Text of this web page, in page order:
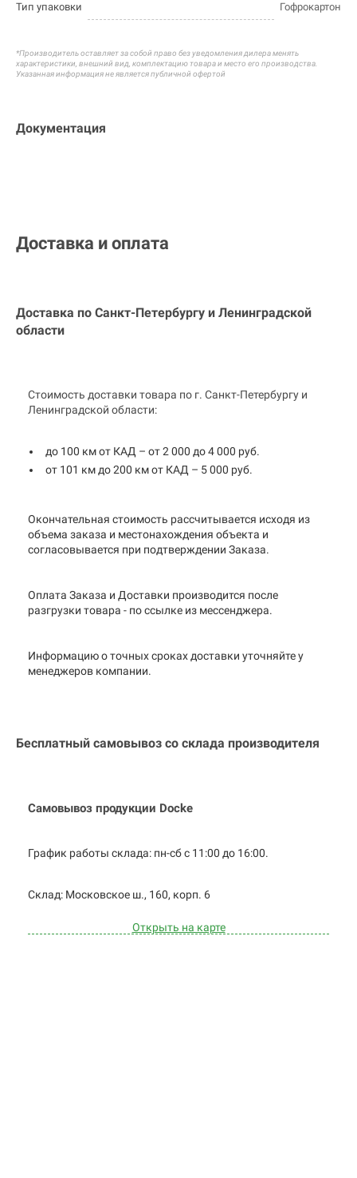
Тип упаковки Гофрокартон
*Производитель оставляет за собой право без уведомления дилера менять
характеристики, внешний вид, комплектацию товара и место его производства.
Указанная информация не является публичной офертой
Документация
Доставка и оплата
Доставка по Санкт-Петербургу и Ленинградской
области
Стоимость доставки товара по г. Санкт-Петербургу и
Ленинградской области:
до 100 км от КАД – от 2 000 до 4 000 руб.
от 101 км до 200 км от КАД – 5 000 руб.
Окончательная стоимость рассчитывается исходя из
объема заказа и местонахождения объекта и
согласовывается при подтверждении Заказа.
Оплата Заказа и Доставки производится после
разгрузки товара - по ссылке из мессенджера.
Информацию о точных сроках доставки уточняйте у
менеджеров компании.
Бесплатный самовывоз со склада производителя
Самовывоз продукции Docke
График работы склада: пн-сб с 11:00 до 16:00.
Cклад: Московское ш., 160, корп. 6
Открыть на карте